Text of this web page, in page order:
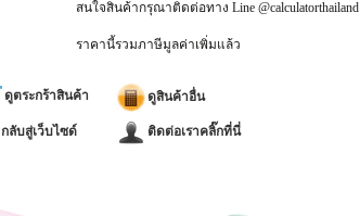
สนใจสินค้ากรุณาติดต่อทาง Line @calculatorthailand
ราคานี้รวมภาษีมูลค่าเพิ่มแล้ว
ดูตระกร้าสินค้า ดูสินค้าอื่น
กลับสู่เว็บไซด์ ติดต่อเราคลิ๊กที่นี่